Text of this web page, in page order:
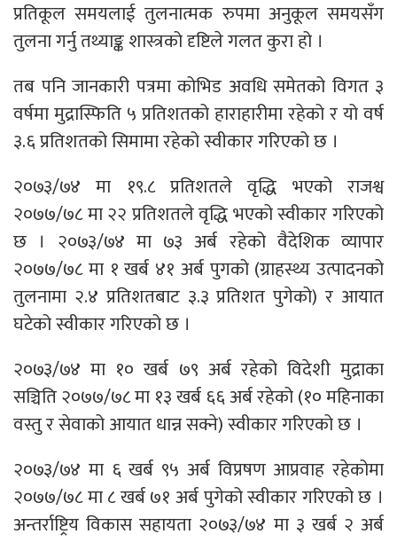
प्रतिकूल समयलाई तुलनात्मक रुपमा अनुकूल समयसँग
तुलना गर्नु तथ्याङ्क शास्त्रको दृष्टिले गलत कुरा हो ।
तब पनि जानकारी पत्रमा कोभिड अवधि समेतको विगत ३
वर्षमा मुद्रास्फिति ५ प्रतिशतको हाराहारीमा रहेको र यो वर्ष
३.६ प्रतिशतको सिमामा रहेको स्वीकार गरिएको छ ।
२०७३/७४ मा १९.८ प्रतिशतले वृद्धि भएको राजश्व
२०७७/७८ मा २२ प्रतिशतले वृद्धि भएको स्वीकार गरिएको
छ । २०७३/७४ मा ७३ अर्ब रहेको वैदेशिक व्यापार
२०७७/७८ मा १ खर्ब ४१ अर्ब पुगको (ग्राहस्थ्य उत्पादनको
तुलनामा २.४ प्रतिशतबाट ३.३ प्रतिशत पुगेको) र आयात
घटेको स्वीकार गरिएको छ ।
२०७३/७४ मा १० खर्ब ७९ अर्ब रहेको विदेशी मुद्राका
सञ्चिति २०७७/७८ मा १३ खर्ब ६६ अर्ब रहेको (१० महिनाका
वस्तु र सेवाको आयात धान्न सक्ने) स्वीकार गरिएको छ ।
२०७३/७४ मा ६ खर्ब ९५ अर्ब विप्रषण आप्रवाह रहेकोमा
२०७७/७८ मा ८ खर्ब ७१ अर्ब पुगेको स्वीकार गरिएको छ ।
अन्तर्राष्ट्रिय विकास सहायता २०७३/७४ मा ३ खर्ब २ अर्ब